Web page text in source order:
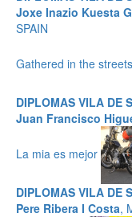
Joxe Inazio Kuesta
SPAIN
Gathered in the
DIPLOMAS VILA DE
Juan Francisco
La mia es mejor
DIPLOMAS VILA DE
Pere Ribera I Costa,